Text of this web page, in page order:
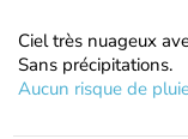
Ciel très nuageux
Sans précipitations.
Aucun risque de